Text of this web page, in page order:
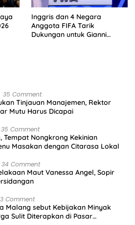
Inggris dan 4 Negara
Anggota FIFA Tarik
Dukungan untuk Gianni
35 Comment
Tinjauan Manajemen, Rektor
Mutu Harus Dicapai
35 Comment
Tempat Nongkrong Kekinian
Masakan dengan Citarasa Lokal
34 Comment
Maut Vanessa Angel, Sopir
Comment
Malang sebut Kebijakan Minyak
Sulit Diterapkan di Pasar